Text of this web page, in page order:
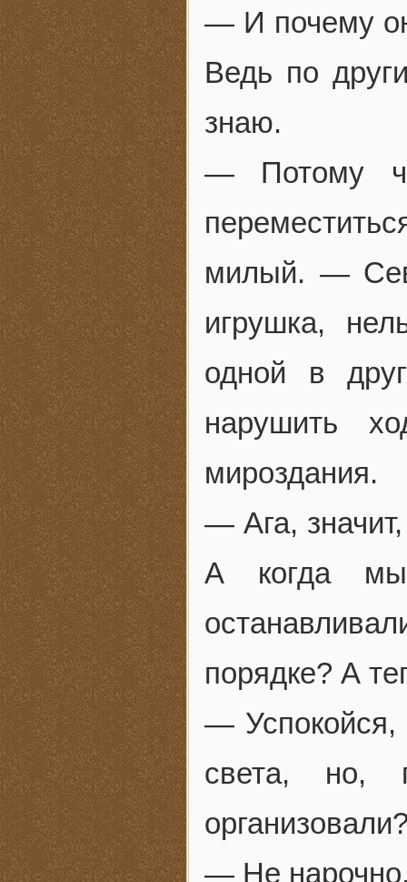
— И почему
Ведь по
знаю.
— Потому
милый. —
игрушка,
одной в
нарушить
мироздания.
— Ага,
А когда
порядке? А
— Успокойся,
света, но,
— Не